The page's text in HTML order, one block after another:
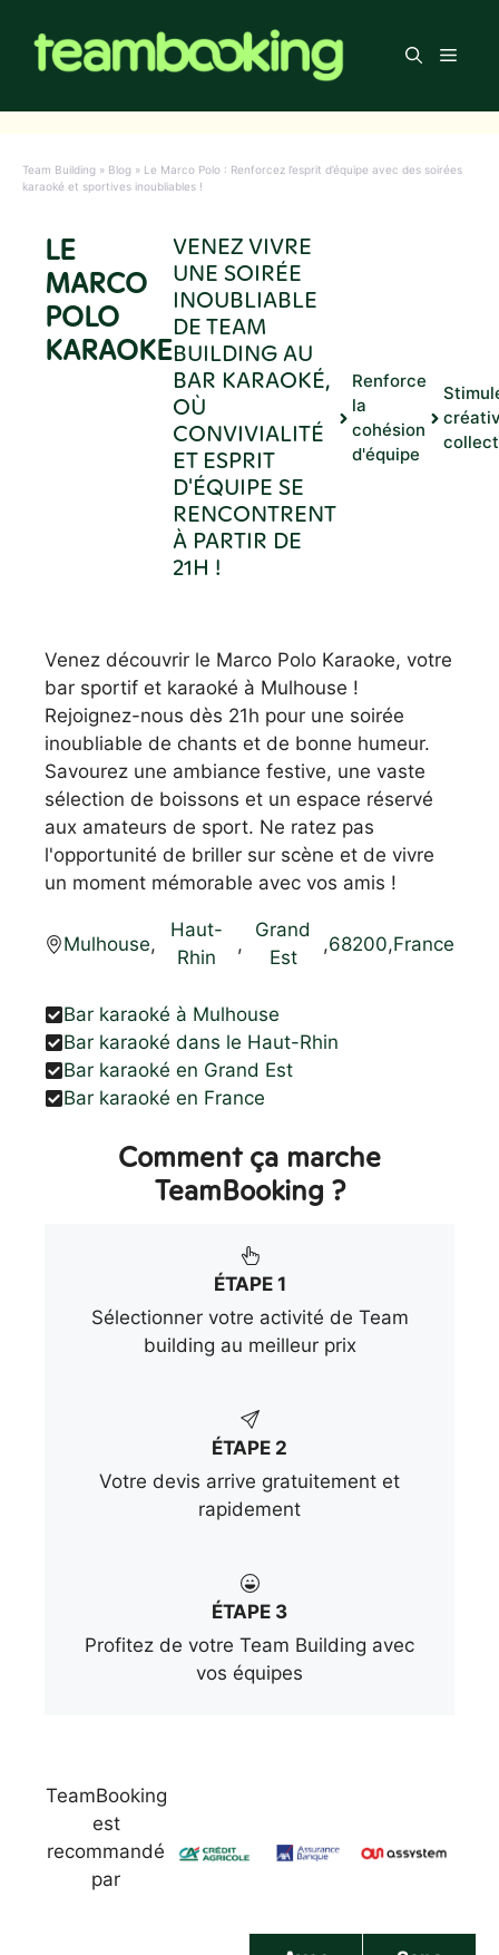
contenu
Menu
Team Building » Blog » Le Marco Polo : Renforcez l’esprit d’équipe avec des soirées
karaoké et sportives inoubliables !
LE
MARCO
POLO
KARAOKE
VENEZ VIVRE
UNE SOIRÉE
INOUBLIABLE
DE TEAM
BUILDING AU
BAR KARAOKÉ,
OÙ
CONVIVIALITÉ
ET ESPRIT
D'ÉQUIPE SE
RENCONTRENT
À PARTIR DE
21H !
Renforce
la
cohésion
d'équipe
Venez découvrir le Marco Polo Karaoke, votre
bar sportif et karaoké à Mulhouse !
Rejoignez-nous dès 21h pour une soirée
inoubliable de chants et de bonne humeur.
Savourez une ambiance festive, une vaste
sélection de boissons et un espace réservé
aux amateurs de sport. Ne ratez pas
l'opportunité de briller sur scène et de vivre
un moment mémorable avec vos amis !
Mulhouse,
Haut-
Rhin
,
Grand
Est
,68200,France
Bar karaoké à Mulhouse
Bar karaoké dans le Haut-Rhin
Bar karaoké en Grand Est
Bar karaoké en France
Comment ça marche
TeamBooking ?
ÉTAPE 1
Sélectionner votre activité de Team
building au meilleur prix
ÉTAPE 2
Votre devis arrive gratuitement et
rapidement
ÉTAPE 3
Profitez de votre Team Building avec
vos équipes
TeamBooking
est
recommandé
par